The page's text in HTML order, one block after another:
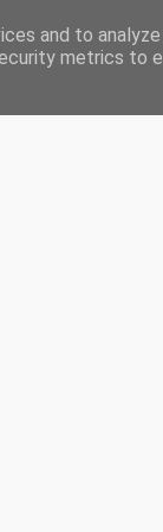
LUS EN 2020
and to
metrics to